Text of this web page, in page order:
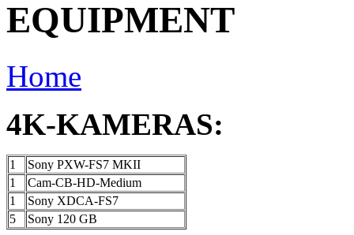
EQUIPMENT
Home
4K-KAMERAS:
1
Sony PXW-FS7 MKII
1
Cam-CB-HD-Medium
1
Sony XDCA-FS7
5
Sony 120 GB